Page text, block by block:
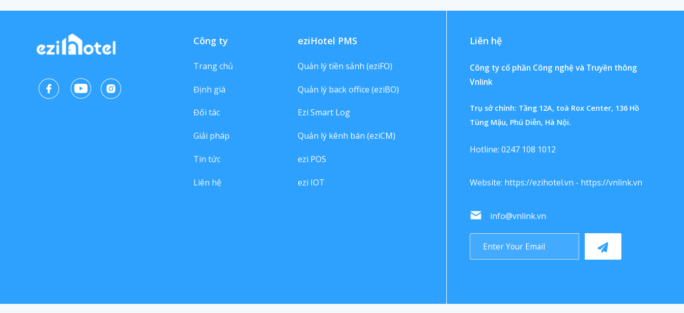
Công ty
Trang chủ
Định giá
Đối tác
Giải pháp
Tin tức
Liên hệ
eziHotel PMS
Quản lý tiền sảnh (eziFO)
Quản lý back office (eziBO)
Ezi Smart Log
Quản lý kênh bán (eziCM)
ezi POS
ezi IOT
Liên hệ
Công ty cổ phần Công nghệ và Truyền thông
Vnlink
Trụ sở chính: Tầng 12A, toà Rox Center, 136 Hồ
Tùng Mậu, Phú Diễn, Hà Nội.
Hotline: 0247 108 1012
Website: https://ezihotel.vn - https://vnlink.vn
info@vnlink.vn